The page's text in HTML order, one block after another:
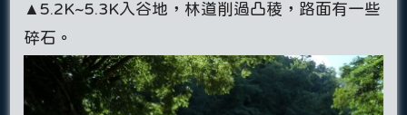
▲5.2K~5.3K入谷地，林道削過凸稜，路面有一些
碎石。